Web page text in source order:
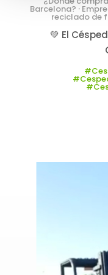
Barcelona? ·
reciclado de
💚 El